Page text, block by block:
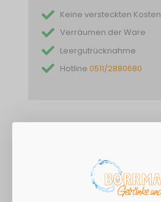
Keine versteckten Kosten
Verräumen der Ware
Leergutrücknahme
Hotline 0511/2880680
Orangensaftkonzentat